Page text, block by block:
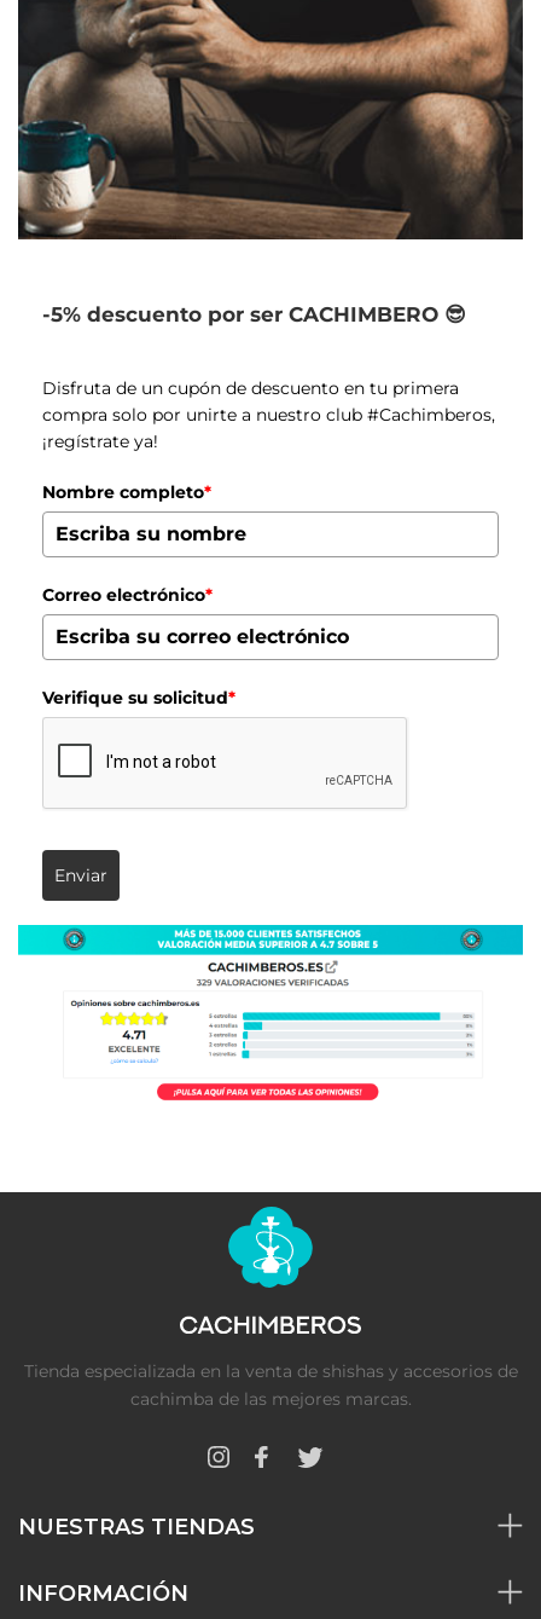
-5% descuento por ser CACHIMBERO 😎
Disfruta de un cupón de descuento en tu primera
compra solo por unirte a nuestro club #Cachimberos,
¡regístrate ya!
Nombre completo*
Correo electrónico*
Verifique su solicitud*
Enviar
Tienda especializada en la venta de shishas y accesorios de
cachimba de las mejores marcas.
NUESTRAS TIENDAS
INFORMACIÓN